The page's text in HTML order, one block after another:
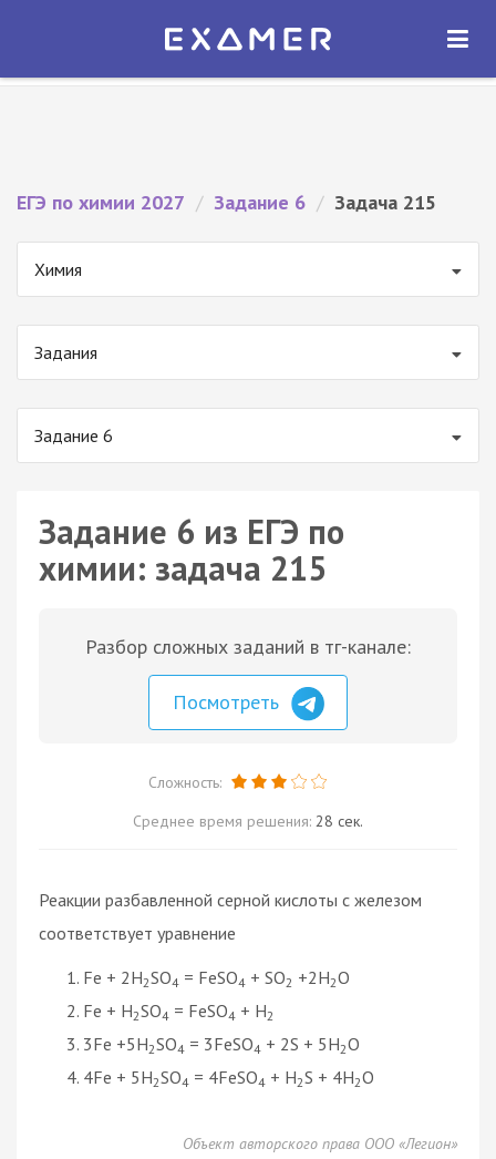
Экзамер — ЕГЭ 2027
ОТКРЫТЬ
ЕГЭ по химии 2027 / Задание 6 / Задача 215
Химия
Задания
Задание 6
Задание 6 из ЕГЭ по
химии: задача 215
Разбор сложных заданий в тг-канале:
Посмотреть
Сложность:
Среднее время решения: 28 сек.
Реакции разбавленной серной кислоты с железом
соответствует уравнение
Fe + 2H2SO4 = FeSO4 + SO2 +2H2O
Fe + H2SO4 = FeSO4 + H2
3Fe +5H2SO4 = 3FeSO4 + 2S + 5H2O
4Fe + 5H2SO4 = 4FeSO4 + H2S + 4H2O
Объект авторского права ООО «Легион»